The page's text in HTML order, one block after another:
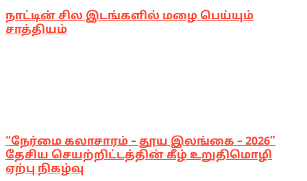
நாட்டின் சில இடங்களில் மழை பெய்யும்
சாத்தியம்
“நேர்மை கலாசாரம் – தூய இலங்கை – 2026”
தேசிய செயற்றிட்டத்தின் கீழ் உறுதிமொழி
ஏற்பு நிகழ்வு